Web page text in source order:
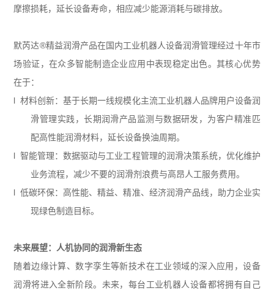
摩擦损耗，延长设备寿命，相应减少能源消耗与碳排放。
默芮达®精益润滑产品在国内工业机器人设备润滑管理经过十年市
场验证，在众多智能制造企业应用中表现稳定出色。其核心优势
在于：
l 材料创新：基于长期一线规模化主流工业机器人品牌用户设备润
滑管理实践，长期润滑产品监测与数据研发，为客户精准匹
配高性能润滑材料，延长设备换油周期。
l 智能管理：数据驱动与工业工程管理的润滑决策系统，优化维护
业务流程，减少不要的润滑剂浪费与高昂人工服务费用。
l 低碳环保：高性能、精益、精准、经济润滑产品线，助力企业实
现绿色制造目标。
未来展望：人机协同的润滑新生态
随着边缘计算、数字孪生等新技术在工业领域的深入应用，设备
润滑将进入全新阶段。未来，每台工业机器人设备都将拥有自己